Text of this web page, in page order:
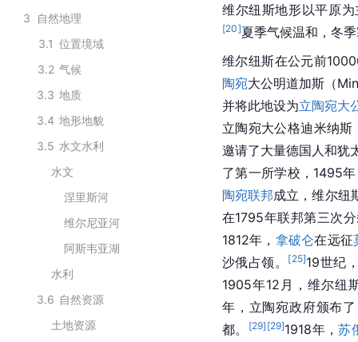
3
自然地理
3.1 位置境域
3.2 气候
3.3 地质
3.4 地形地貌
3.5 水文水利
水文
涅里斯河
维尔尼亚河
阿斯韦亚湖
水利
3.6 自然资源
土地资源
维尔纽斯地形以平原
[20]夏季气候温和，冬
维尔纽斯在公元前
陶宛大公明道加斯（
并将此地设为立陶宛大
立陶宛大公格迪米纳
邀请了大量德国人和犹
了第一所学校，1495
陶宛联邦成立，维尔纽
在1795年联邦第三次
1812年， 拿破仑在远征
沙俄占领。
[25]19世纪
1905年12月，维尔纽
年，立陶宛政府颁布
都。
[29] [29]1918年，苏